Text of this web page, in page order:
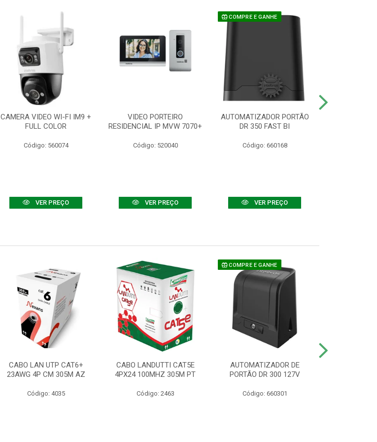
CAMERA VIDEO WI-FI IM9 +
FULL COLOR
Código: 560074
VER PREÇO
VIDEO PORTEIRO
RESIDENCIAL IP MVW 7070+
Código: 520040
VER PREÇO
COMPRE E GANHE
AUTOMATIZADOR PORTÃO
DR 350 FAST BI
Código: 660168
VER PREÇO
CABO LAN UTP CAT6+
23AWG 4P CM 305M AZ
Código: 4035
CABO LANDUTTI CAT5E
4PX24 100MHZ 305M PT
Código: 2463
COMPRE E GANHE
AUTOMATIZADOR DE
PORTÃO DR 300 127V
Código: 660301